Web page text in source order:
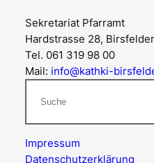
Sekretariat Pfarramt
Hardstrasse 28,
Tel. 061 319 98 00
Mail: info@kathki-
Impressum
Datenschutzerklärung